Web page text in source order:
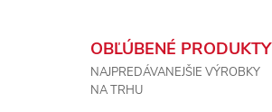
OBĽÚBENÉ PRODUKTY
NAJPREDÁVANEJŠIE VÝROBKY
NA TRHU